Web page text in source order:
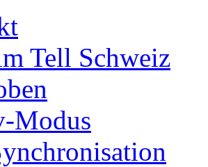
Tell Schweiz
Modus